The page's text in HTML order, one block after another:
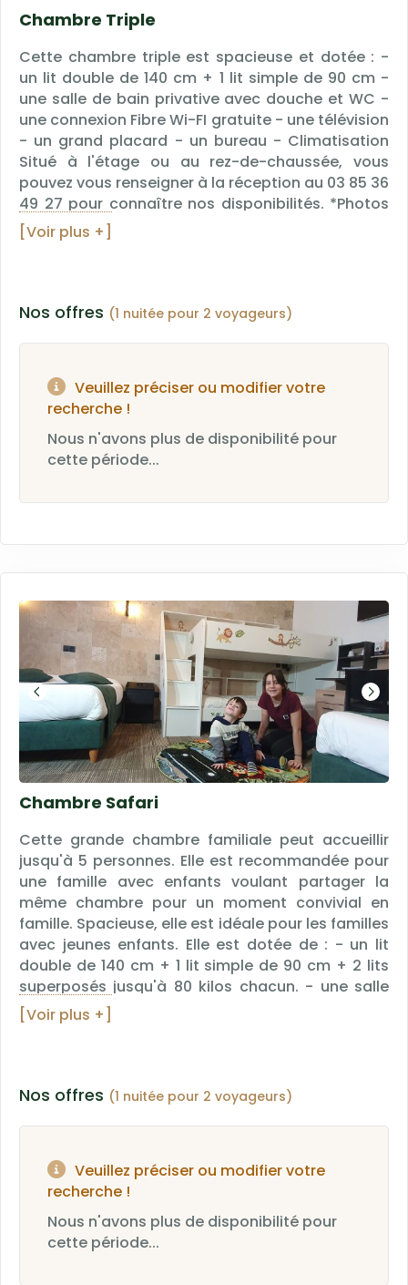
Chambre Triple
Cette chambre triple est spacieuse et dotée : -
un lit double de 140 cm + 1 lit simple de 90 cm -
une salle de bain privative avec douche et WC -
une connexion Fibre Wi-FI gratuite - une télévision
- un grand placard - un bureau - Climatisation
Situé à l'étage ou au rez-de-chaussée, vous
pouvez vous renseigner à la réception au 03 85 36
49 27 pour connaître nos disponibilités. *Photos
non contractuelles, correspond à la catégorie de
"chambre triple", la décoration est différente
[Voir plus +]
Nos offres (1 nuitée pour 2 voyageurs)
Veuillez préciser ou modifier votre
recherche !
Nous n'avons plus de disponibilité pour
cette période...
Chambre Safari
Cette grande chambre familiale peut accueillir
jusqu'à 5 personnes. Elle est recommandée pour
une famille avec enfants voulant partager la
même chambre pour un moment convivial en
famille. Spacieuse, elle est idéale pour les familles
avec jeunes enfants. Elle est dotée de : - un lit
double de 140 cm + 1 lit simple de 90 cm + 2 lits
superposés jusqu'à 80 kilos chacun. - une salle
de bain privative avec douche et WC - une
connexion Fibre Wi-FI gratuite - une télévision -
pouvez vous renseigner à la réception de nos
correspond à la catégorie de "chambre
chaque chambre.
[Voir plus +]
Nos offres (1 nuitée pour 2 voyageurs)
Veuillez préciser ou modifier votre
recherche !
Nous n'avons plus de disponibilité pour
cette période...